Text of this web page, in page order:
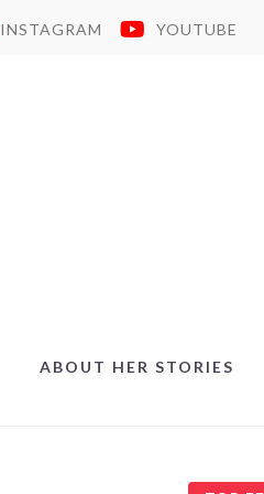
INSTAGRAM YOUTUBE
ABOUT HER STORIES